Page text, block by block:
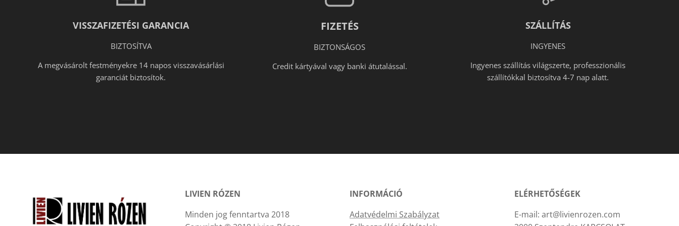
VISSZAFIZETÉSI GARANCIA
BIZTOSÍTVA
A megvásárolt festményekre 14 napos visszavásárlási
garanciát biztosítok.
FIZETÉS
BIZTONSÁGOS
Credit kártyával vagy banki átutalással.
SZÁLLÍTÁS
INGYENES
Ingyenes szállítás világszerte, professzionális
szállítókkal biztosítva 4-7 nap alatt.
LIVIEN RÓZEN
Minden jog fenntartva 2018
INFORMÁCIÓ
Adatvédelmi Szabályzat
ELÉRHETŐSÉGEK
E-mail: art@livienrozen.com